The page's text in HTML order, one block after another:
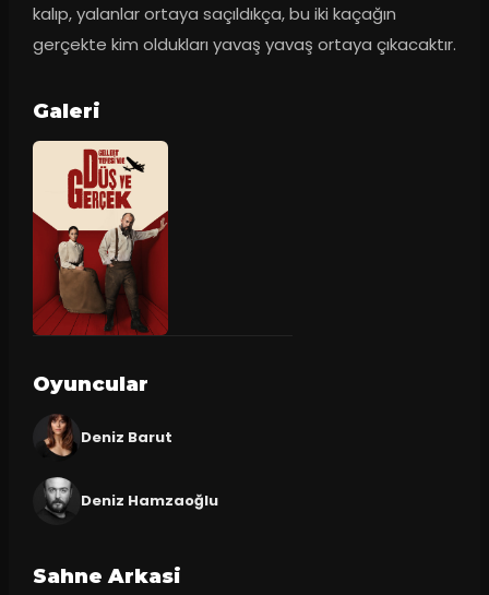
kalıp, yalanlar ortaya saçıldıkça, bu iki kaçağın
gerçekte kim oldukları yavaş yavaş ortaya çıkacaktır.
Galeri
Oyuncular
Deniz Barut
Deniz Hamzaoğlu
Sahne Arkasi